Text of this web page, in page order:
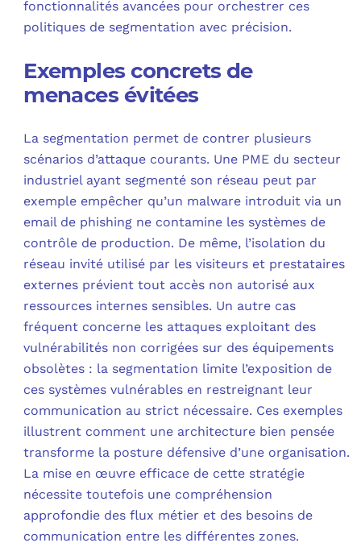
fonctionnalités avancées pour orchestrer ces
politiques de segmentation avec précision.
Exemples concrets de
menaces évitées
La segmentation permet de contrer plusieurs
scénarios d’attaque courants. Une PME du secteur
industriel ayant segmenté son réseau peut par
exemple empêcher qu’un malware introduit via un
email de phishing ne contamine les systèmes de
contrôle de production. De même, l’isolation du
réseau invité utilisé par les visiteurs et prestataires
externes prévient tout accès non autorisé aux
ressources internes sensibles. Un autre cas
fréquent concerne les attaques exploitant des
vulnérabilités non corrigées sur des équipements
obsolètes : la segmentation limite l’exposition de
ces systèmes vulnérables en restreignant leur
communication au strict nécessaire. Ces exemples
illustrent comment une architecture bien pensée
transforme la posture défensive d’une organisation.
La mise en œuvre efficace de cette stratégie
nécessite toutefois une compréhension
approfondie des flux métier et des besoins de
communication entre les différentes zones.